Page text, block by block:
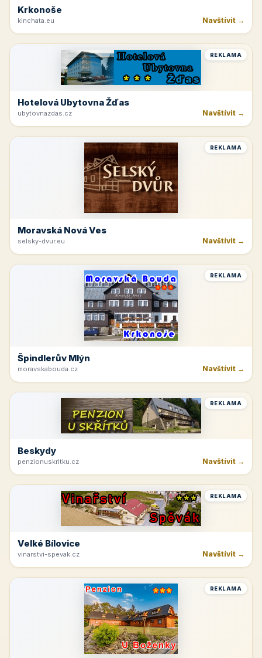
Krkonoše
kinchata.eu Navštívit →
REKLAMA
Hotelová Ubytovna Žďas
ubytovnazdas.cz Navštívit →
REKLAMA
Moravská Nová Ves
selsky-dvur.eu Navštívit →
REKLAMA
Špindlerův Mlýn
moravskabouda.cz Navštívit →
REKLAMA
Beskydy
penzionuskritku.cz Navštívit →
REKLAMA
Velké Bílovice
vinarstvi-spevak.cz Navštívit →
REKLAMA